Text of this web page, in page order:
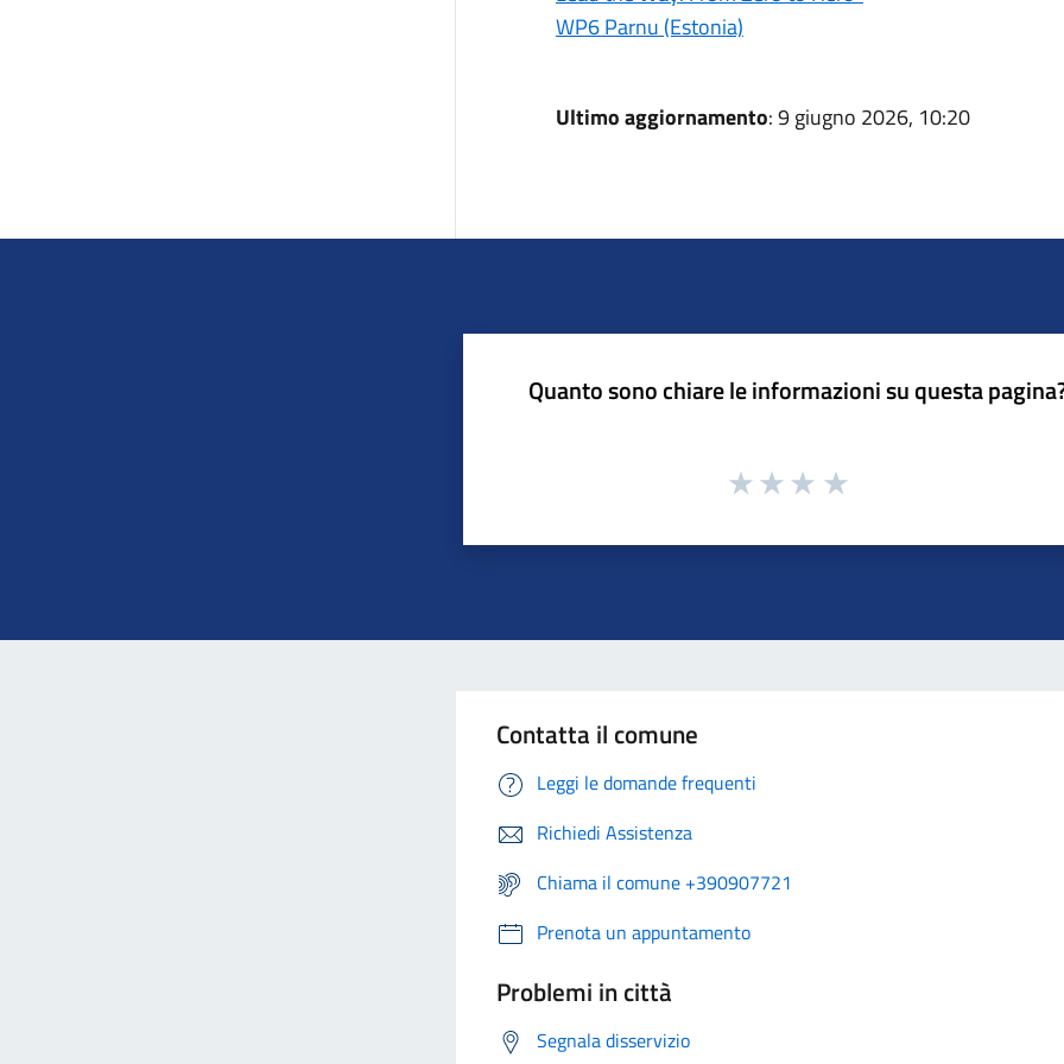
WP6 Parnu (Estonia)
Ultimo aggiornamento: 9 giugno 2026, 10:20
Quanto sono chiare le informazioni su questa
Contatta il comune
Leggi le domande frequenti
Richiedi Assistenza
Chiama il comune +390907721
Prenota un appuntamento
Problemi in città
Segnala disservizio